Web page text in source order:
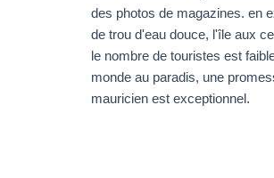
des photos de magazines. en
de trou d'eau douce, l'île aux
le nombre de touristes est
monde au paradis, une
mauricien est exceptionnel.